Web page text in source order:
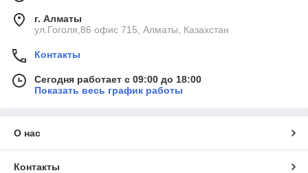
г. Алматы
ул.Гоголя,86 офис 715, Алматы, Казахстан
Контакты
Сегодня работает с 09:00 до 18:00
Показать весь график работы
О нас
Контакты